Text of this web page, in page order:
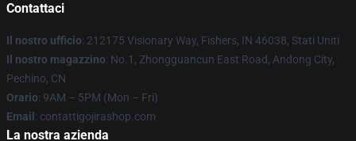
Contattaci
Il nostro ufficio: 212175 Visionary Way, Fishers, IN 46038, Stati Uniti
Il nostro magazzino: No.1, Zhongguancun East Road, Andong City,
Pechino, CN
Orario: 9AM – 5PM (Mon – Fri)
Email : contattigojirashop.com
La nostra azienda